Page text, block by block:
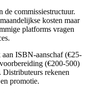
de commissiestructuur.
kosten maar
platforms vragen
ISBN-aanschaf (€25-
(€200-500)
rekenen
promotie.